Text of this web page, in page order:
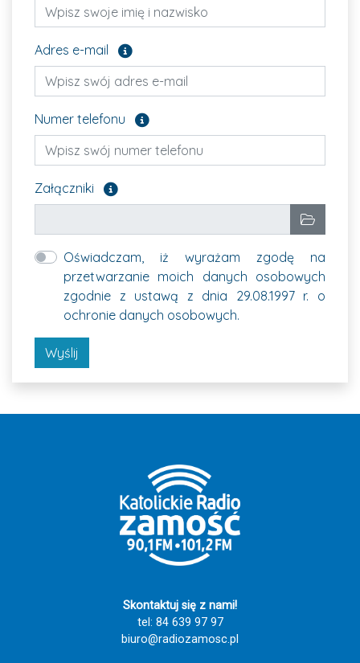
Adres e-mail Pole opcjonalne
Numer telefonu Pole opcjonalne
Załączniki Załącz pliki, które chcesz wysłać. Pole
Wybierz
Oświadczam, iż wyrażam zgodę na
przetwarzanie moich danych osobowych
zgodnie z ustawą z dnia 29.08.1997 r. o
ochronie danych osobowych.
Wyślij
Skontaktuj się z nami!
tel: 84 639 97 97
biuro@radiozamosc.pl